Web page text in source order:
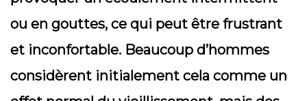
ou en gouttes, ce qui peut être frustrant
et inconfortable. Beaucoup d’hommes
considèrent initialement cela comme un